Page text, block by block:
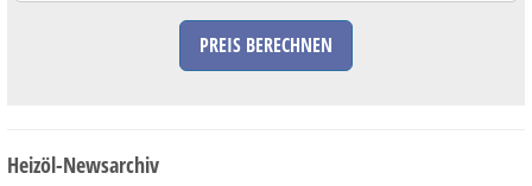
PREIS BERECHNEN
Heizöl-Newsarchiv